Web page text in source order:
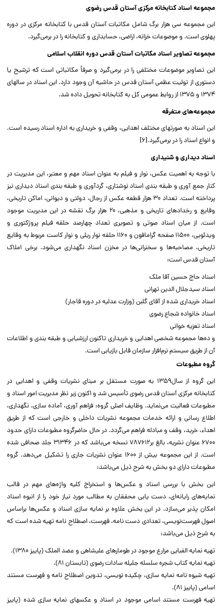
مجموعه اسناد کتابخانه مرکزی آستان قدس رضوی
این مجموعه سی هزار برگ شامل مکاتبات آستان قدس با کتابخانه مرکزی در دوره
پهلوی است. و موضوعات خزانه، اراضی، حسابداری و کتابخانه را در برمی‌گیرد.
مجموعه تصاویر اسناد مکاتبات آستان قدس دوره انقلاب اسلامی
این تصاویر موضوعات مختلفی را در برمی‌گیرد و صرفاً مکاتباتی است که ترشیح یا
دستوری از تولیت عظمی آستان قدس در حاشیه آن وجود دارد. این اسناد در سالهای
۱۳۷۴ و ۱۳۷۵ از روابط عمومی کل به کتابخانه تحویل داده شد.
مجموعه‌های متفرقه
این اسناد به صورتهای مختلف اهدایی، وقفی و خریداری به اداره اسناد رسیده است.
و انواع اسناد را در برمی‌گیرد.[۶]
اسناد دیداری و شنیداری
با توجه به اهمیت عکس، نوار و فیلم به عنوان اسناد مهم و معتبر، این مدیریت در
کنار جمع آوری و طبقه بندی اسناد نوشتاری، گردآوری و طبقه بندی اسناد دیداری نیز
پرداخته است. تعداد ۳۰ هزار قطعه عکس از رجال، دولتی و دیوانی، اماکن تاریخی،
وقایع و رخدادهای تاریخی و مذهبی، ۲۰ هزار برگ نقشه در این مدیریت موجود
است. از میان اسناد صوتی و تصویری تعداد چهارصد حلقه فیلم پروژکتوری و
ویدئویی، ۱۱۵۰۰ صفحه گرامافون و ۱۱۶۰ حلقه نوار ریلی و نوار کاست مربوط به وقایع
تاریخی، مصاحبه‌ها و سخنرانی‌ها در مخزن اسناد نگهداری می‌شود. برخی املاک
آستان قدس است:
اسناد حاج حسین آقا ملک
اسناد سیدجلال الدین تهرانی
اسناد خریداری شده از آقای گلبن (وزارت عدلیه در دوره قاجار)
اسناد خانواده شجاع رضوی
اسناد تعزیه خوانی
و ده‌ها مجموعه شخصی اهدایی و خریداری تاکنون ارزشیابی و طبقه بندی و اطلاعات
آن از طریق سیستم نرم‌افزار سازمان قابل بازیابی است.
گروه مطبوعات
این گروه از سال۱۳۵۹ به صورت مستقل بر مبنای نشریات وقفی و اهدایی در
کتابخانه مرکزی آستان قدس رضوی تأسیس شد و اکنون زیر نظر مدیریت امور اسناد و
مطبوعات فعالیت می‌نماید. وظایف اصلی گروه: فراهم آوری، آماده سازی، نگهداری،
اطلاع رسانی و ارائه خدمات مجموعه نشریات داخلی و خارجی است که از طریق
اهداء، خرید، وقف و مبادله فراهم می‌گردد. در حال حاضرگروه مطبوعات دارای حدود
۶۷۰۰ عنوان نشریه، بالغ بر۷۸۷۶۱۲ نسخه می‌باشد که در ۳۱۳۴۶ جلد صحافی شده
است. از این مجموعه بیش از ۱۶۰۰ عنوان نشریات جاری را تشکیل می‌دهد. گروه
مطبوعات دارای دو بخش به شرح ذیل می‌باشد:
این بخش با بررسی اسناد و عکس‌ها و استخراج کلیه واژه‌های مهم در قالب
نمایه‌های رایانه‌ای، دست یابی محققان به مطالب مورد نیاز خود را از انبوه اسناد
امکان پذیر می‌سازد. در این بخش علاوه بر نمایه سازی اسناد و عکس‌ها براساس
اصول فهرست‌نویسی، تعدادی دست نامه، فهرست، اصطلاح نامه تهیه شده است که
به شرح ذیل می‌باشد:
تهیه نمایه الفبایی مزارع موجود در طومار‌های علیشاهی و عضد الملک (پاییز ۱۳۸۰).
تهیه نمایه کتاب شجره سلسله جلیله سادات رضوی (تابستان ۸۱).
تهیه شیوه نامه نمایه سازی، چکیده نویسی، تدوین اصطلاح نامه و فهرست مستند
اسامی (پاییز ۸۱).
تهیه فهرست مستند اسامی موجود در اسناد و عکسهای نمایه سازی شده (پاییز